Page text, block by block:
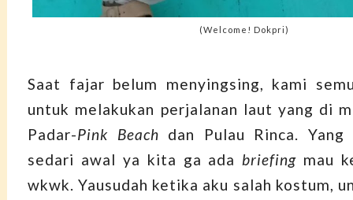
(Welcome! Dokpri)
Saat fajar belum menyingsing, kami
untuk melakukan perjalanan laut yang di
Padar-Pink Beach dan Pulau Rinca.
sedari awal ya kita ga ada briefing mau
wkwk. Yausudah ketika aku salah kostum,